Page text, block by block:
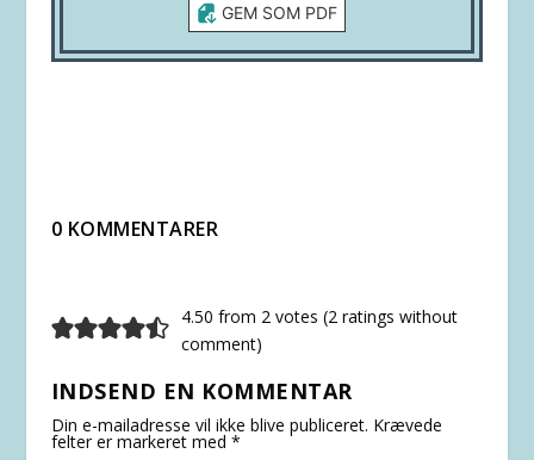
GEM SOM PDF
0 KOMMENTARER
4.50 from 2 votes (2 ratings without
comment)
INDSEND EN KOMMENTAR
Din e-mailadresse vil ikke blive publiceret. Krævede
felter er markeret med *